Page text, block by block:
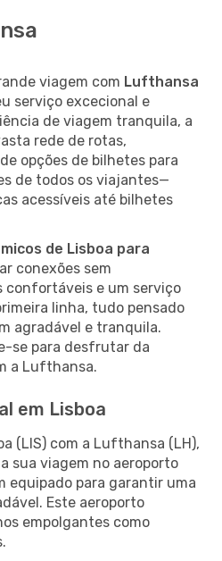
viagem com Lufthansa
serviço excecional e
de viagem tranquila, a
rede de rotas,
opções de bilhetes para
de todos os viajantes—
acessíveis até bilhetes
de Lisboa para
conexões sem
confortáveis e um serviço
linha, tudo pensado
agradável e tranquila.
se para desfrutar da
a Lufthansa.
em Lisboa
(LIS) com a Lufthansa (LH),
sua viagem no aeroporto
equipado para garantir uma
Este aeroporto
empolgantes como